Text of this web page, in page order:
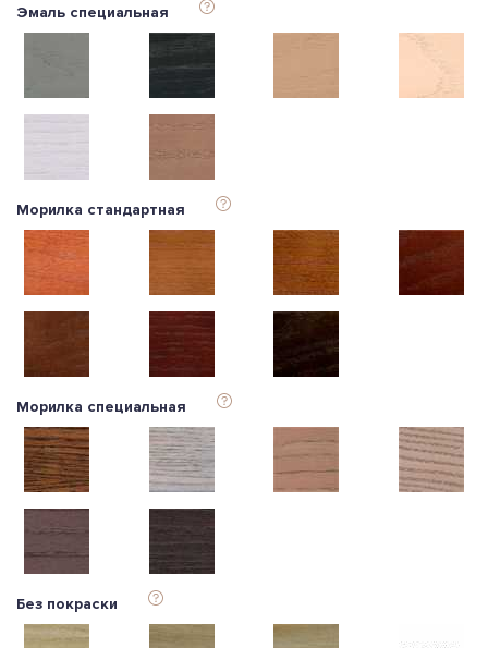
Эмаль специальная
Морилка стандартная
Морилка специальная
Без покраски